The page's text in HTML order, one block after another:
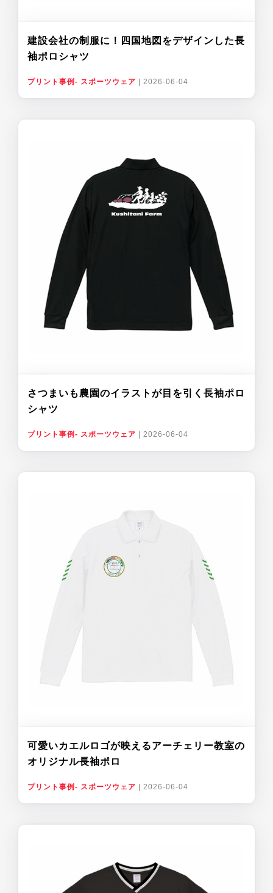
建設会社の制服に！四国地図をデザインした長
袖ポロシャツ
プリント事例- スポーツウェア 2026-06-04
さつまいも農園のイラストが目を引く長袖ポロ
シャツ
プリント事例- スポーツウェア 2026-06-04
可愛いカエルロゴが映えるアーチェリー教室の
オリジナル長袖ポロ
プリント事例- スポーツウェア 2026-06-04